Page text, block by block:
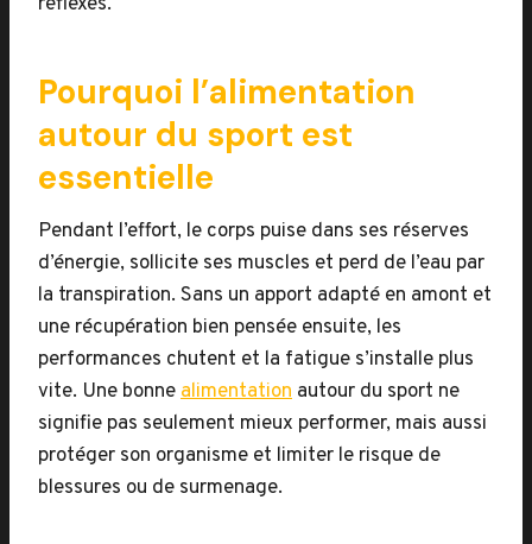
Pourquoi l’alimentation
autour du sport est
essentielle
Pendant l’effort, le corps puise dans ses réserves
d’énergie, sollicite ses muscles et perd de l’eau par
la transpiration. Sans un apport adapté en amont et
une récupération bien pensée ensuite, les
performances chutent et la fatigue s’installe plus
vite. Une bonnealimentation autour du sport ne
signifie pas seulement mieux performer, mais aussi
protéger son organisme et limiter le risque de
blessures ou de surmenage.